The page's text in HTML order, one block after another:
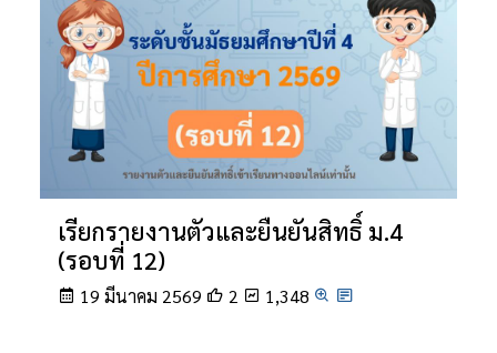
เรียกรายงานตัวและยืนยันสิทธิ์ ม.4
(รอบที่ 12)
19 มีนาคม 2569 2 1,348